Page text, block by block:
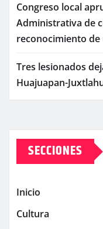
Congreso local
Administrativa de
reconocimiento de
Tres lesionados
Huajuapan-
SECCIONES
Inicio
Cultura